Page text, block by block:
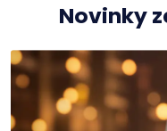
Novinky